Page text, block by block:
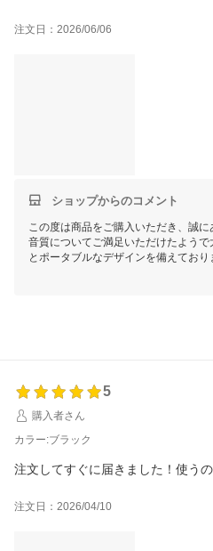
注文日：2026/06/06
ショップからのコメント
この度は商品をご購入いただき、誠に
音質についてご満足いただけたよう
とポータブルなデザインを備えてお
5
購入者さん
カラー:ブラック
注文してすぐに届きました！使う
注文日：2026/04/10